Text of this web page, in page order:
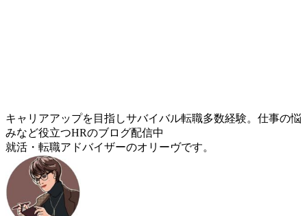
キャリアアップを目指しサバイバル転職多数経験。仕事の悩
みなど役立つHRのブログ配信中
就活・転職アドバイザーのオリーヴです。